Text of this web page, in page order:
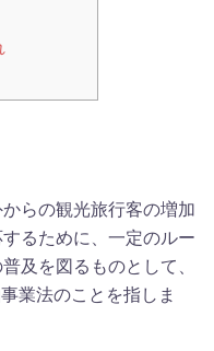
らの観光旅行客の増加
るために、一定のルー
及を図るものとして、
業法のことを指しま